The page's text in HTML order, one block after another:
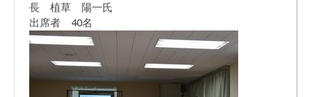
長 植草 陽一氏
出席者 40名